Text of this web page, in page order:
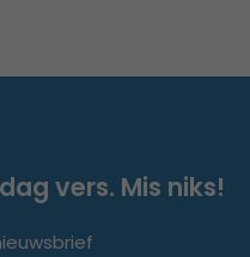
vers. Mis niks!